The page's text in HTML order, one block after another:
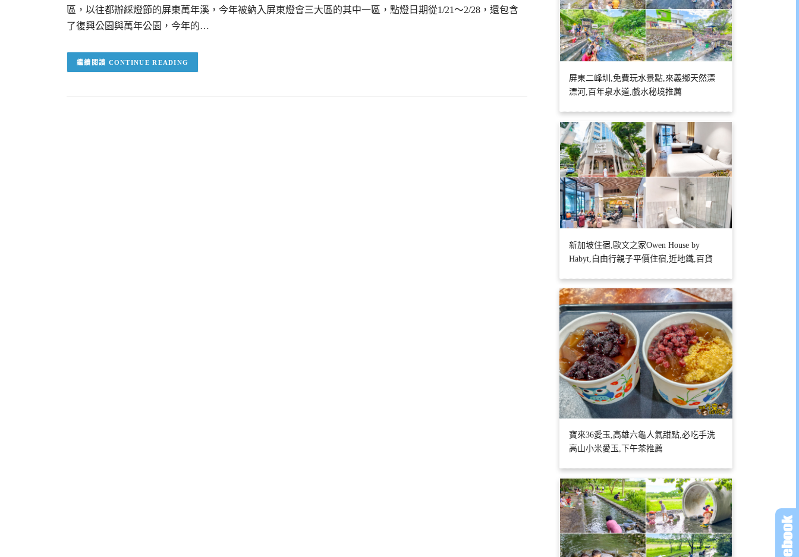
區，以往都辦綵燈節的屏東萬年溪，今年被納入屏東燈會三大區的其中一區，點燈日期從1/21～2/28，還包含
了復興公園與萬年公園，今年的…
CONTINUE READING
屏東二峰圳,免費玩水景點,來義鄉天然漂
漂河,百年泉水道,戲水秘境推薦
新加坡住宿,歐文之家Owen House by
Habyt,自由行親子平價住宿,近地鐵,百貨
寶來36愛玉,高雄六龜人氣甜點,必吃手洗
高山小米愛玉,下午茶推薦